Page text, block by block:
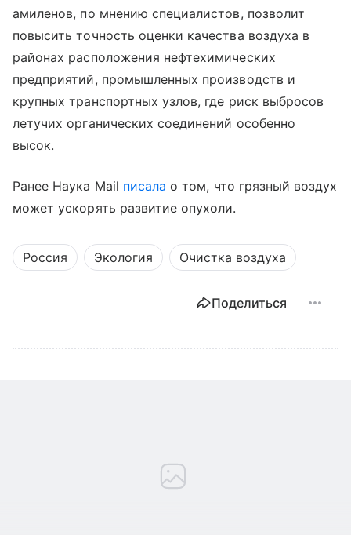
амиленов, по мнению специалистов, позволит
повысить точность оценки качества воздуха в
районах расположения нефтехимических
предприятий, промышленных производств и
крупных транспортных узлов, где риск выбросов
летучих органических соединений особенно
высок.
Ранее Наука Mail писала о том, что грязный воздух
может ускорять развитие опухоли.
Россия Экология Очистка воздуха
Поделиться